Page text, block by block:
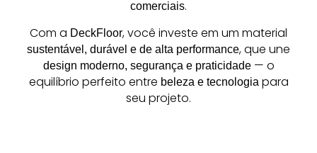
comerciais.
Com a DeckFloor, você investe em um material
sustentável, durável e de alta performance, que une
design moderno, segurança e praticidade— o
equilíbrio perfeito entre beleza e tecnologiapara
seu projeto.